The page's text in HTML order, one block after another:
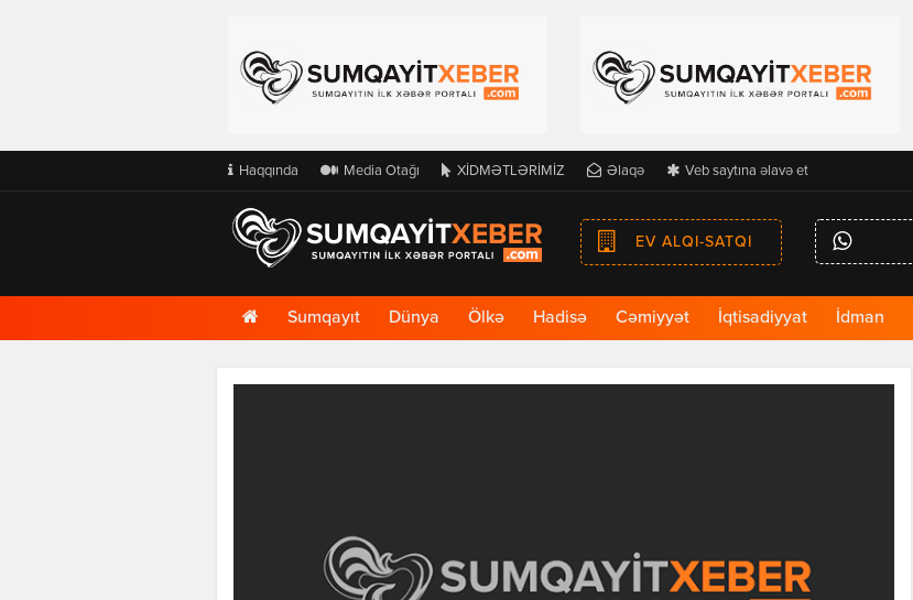
Haqqında Media Otağı XİDMƏTLƏRİMİZ Əlaqə Veb saytına əlavə et
EV ALQI-SATQI
Ana
Səhifə
Sumqayıt Dünya Ölkə Hadisə Cəmiyyət İqtisadiyyat İdman